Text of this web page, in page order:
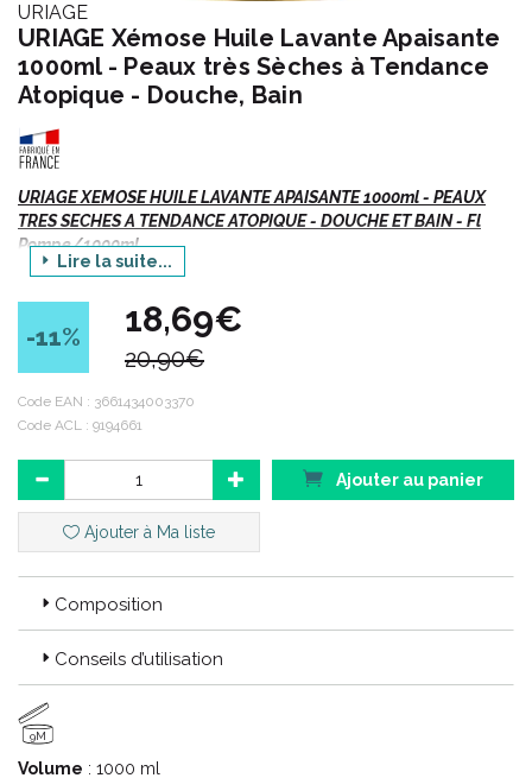
URIAGE
URIAGE Xémose Huile Lavante Apaisante
1000ml - Peaux très Sèches à Tendance
Atopique - Douche, Bain
URIAGE XEMOSE HUILE LAVANTE APAISANTE 1000ml - PEAUX
TRES SECHES A TENDANCE ATOPIQUE - DOUCHE ET BAIN - Fl
Pompe/1000ml
Une gamme de soins émollients nouvelle génération pour un
confort cutané extrême et durable.
Indications :
Hygiène quotidienne des peaux très sèches, peaux à
tendance atopique.
Sensations de démangeaisons.
Visage et corps.
Bain et douche.
Description :
Cette huile lavante protège contre le dessèchement cutané et
Lire la suite...
-11% 18,69€
20,90€
Code EAN : 3661434003370
Code ACL : 9194661
Ajouter au panier
Ajouter à Ma liste
Composition
Conseils d’utilisation
9M
Volume : 1000 ml